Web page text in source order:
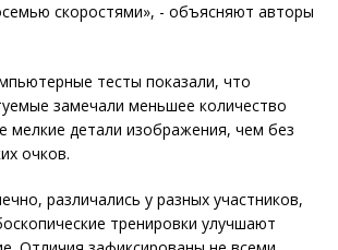
скоростями», - объясняют авторы
тесты показали, что
замечали меньшее количество
мелкие детали изображения, чем без
очков.
различались у разных участников,
тренировки улучшают